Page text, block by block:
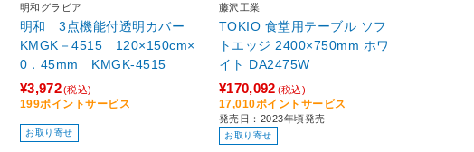
明和グラビア
明和 3点機能付透明カバー
KMGK－4515 120×150cm×
0．45mm KMGK-4515
¥3,972(税込)
199ポイントサービス
お取り寄せ
藤沢工業
TOKIO 食堂用テーブル ソフ
トエッジ 2400×750mm ホワ
イト DA2475W
¥170,092 (税込)
17,010ポイントサービス
発売日：2023年頃発売
お取り寄せ